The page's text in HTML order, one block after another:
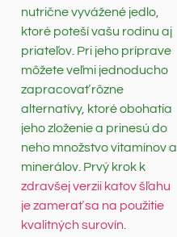
nutrične vyvážené jedlo,
ktoré poteší vašu rodinu aj
priateľov. Pri jeho príprave
môžete veľmi jednoducho
zapracovať rôzne
alternatívy, ktoré obohatia
jeho zloženie a prinesú do
neho množstvo vitamínov a
minerálov. Prvý krok k
zdravšej verzii katov šľahu
je zamerať sa na použitie
kvalitných surovín